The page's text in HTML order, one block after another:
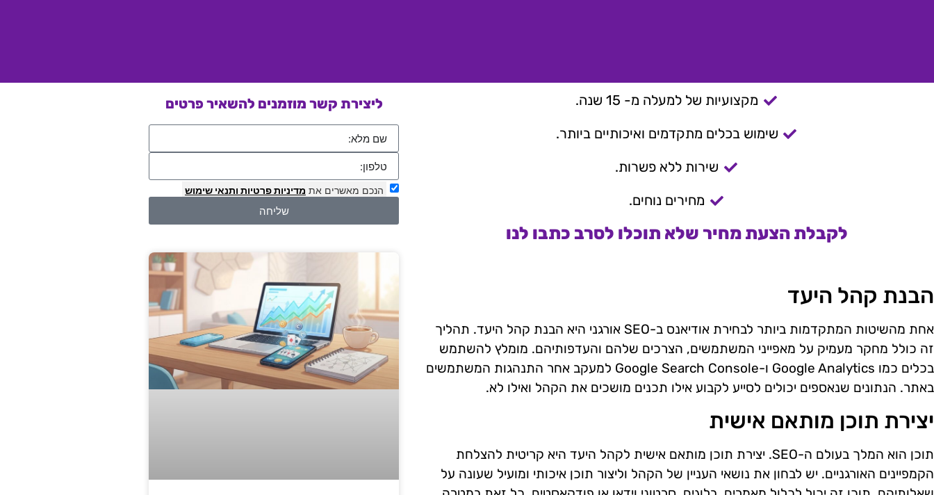
מקצועיות של למעלה מ- 15 שנה.
שימוש בכלים מתקדמים ואיכותיים ביותר.
שירות ללא פשרות.
מחירים נוחים.
לקבלת הצעת מחיר שלא תוכלו לסרב כתבו לנו
הבנת קהל היעד
אחת מהשיטות המתקדמות ביותר לבחירת אודיאנס ב-SEO אורגני היא הבנת קהל היעד. תהליך
זה כולל מחקר מעמיק על מאפייני המשתמשים, הצרכים שלהם והעדפותיהם. מומלץ להשתמש
בכלים כמו Google Analytics ו-Google Search Console למעקב אחר התנהגות המשתמשים
באתר. הנתונים שנאספים יכולים לסייע לקבוע אילו תכנים מושכים את הקהל ואילו לא.
יצירת תוכן מותאם אישית
תוכן הוא המלך בעולם ה-SEO. יצירת תוכן מותאם אישית לקהל היעד היא קריטית להצלחת
הקמפיינים האורגניים. יש לבחון את נושאי העניין של הקהל וליצור תוכן איכותי ומועיל שעונה על
ליצירת קשר מוזמנים להשאיר פרטים
הנכם מאשרים את מדיניות פרטיות ותנאי שימוש
שליחה